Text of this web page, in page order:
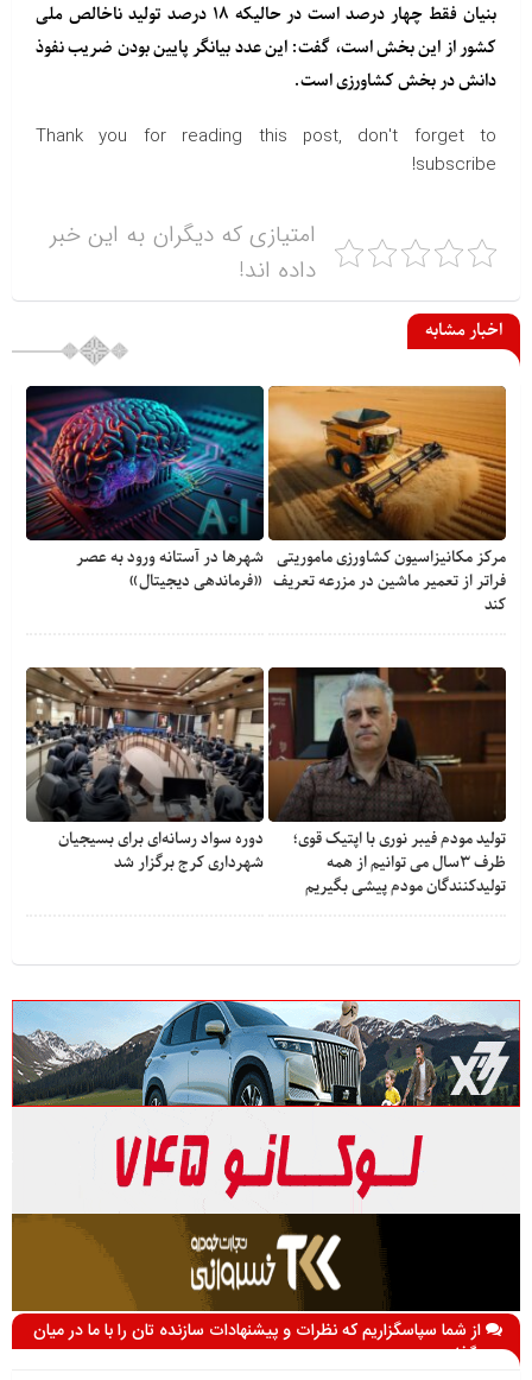
بنیان فقط چهار درصد است در حالیکه ۱۸ درصد تولید ناخالص ملی
کشور از این بخش است، گفت: این عدد بیانگر پایین بودن ضریب نفوذ
دانش در بخش کشاورزی است.
Thank you for reading this post, don't forget to
subscribe!
امتیازی که دیگران به این خبر
داده اند!
اخبار مشابه
مرکز مکانیزاسیون کشاورزی ماموریتی
فراتر از تعمیر ماشین در مزرعه تعریف
کند
شهرها در آستانه ورود به عصر
«فرماندهی دیجیتال»
تولید مودم فیبر نوری با اپتیک قوی؛
ظرف ۳سال می توانیم از همه
تولیدکنندگان مودم پیشی بگیریم
دوره سواد رسانه‌ای برای بسیجیان
شهرداری کرج برگزار شد
از شما سپاسگزاریم که نظرات و پیشنهادات سازنده تان را با ما در میان
می گذارید